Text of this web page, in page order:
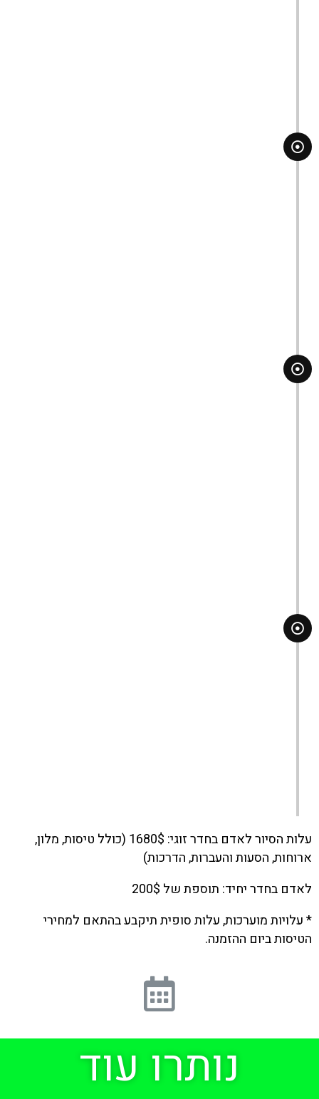
עלות הסיור לאדם בחדר זוגי: 1680$ (כולל טיסות, מלון,
ארוחות, הסעות והעברות, הדרכות)
לאדם בחדר יחיד: תוספת של 200$
* עלויות מוערכות, עלות סופית תיקבע בהתאם למחירי
הטיסות ביום ההזמנה.
נותרו עוד